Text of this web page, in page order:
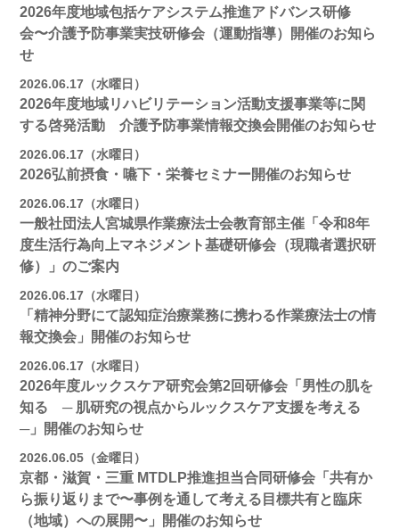
2026年度地域包括ケアシステム推進アドバンス研修
会〜介護予防事業実技研修会（運動指導）開催のお知ら
せ
2026.06.17（水曜日）
2026年度地域リハビリテーション活動支援事業等に関
する啓発活動 介護予防事業情報交換会開催のお知らせ
2026.06.17（水曜日）
2026弘前摂食・嚥下・栄養セミナー開催のお知らせ
2026.06.17（水曜日）
一般社団法人宮城県作業療法士会教育部主催「令和8年
度生活行為向上マネジメント基礎研修会（現職者選択研
修）」のご案内
2026.06.17（水曜日）
「精神分野にて認知症治療業務に携わる作業療法士の情
報交換会」開催のお知らせ
2026.06.17（水曜日）
2026年度ルックスケア研究会第2回研修会「男性の肌を
知る ─ 肌研究の視点からルックスケア支援を考える
─」開催のお知らせ
2026.06.05（金曜日）
京都・滋賀・三重 MTDLP推進担当合同研修会「共有か
ら振り返りまで〜事例を通して考える目標共有と臨床
（地域）への展開〜」開催のお知らせ